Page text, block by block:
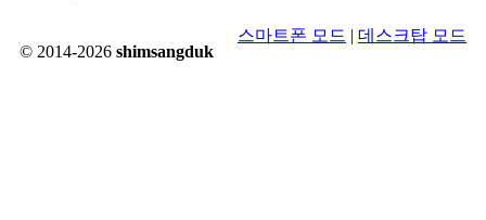
© 2014-2026 shimsangduk
스마트폰 모드 | 데스크탑 모드